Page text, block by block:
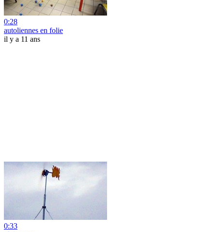
0:28
autoliennes en folie
il y a 11 ans
0:33